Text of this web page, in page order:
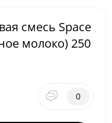
смесь Space
молоко) 250
0